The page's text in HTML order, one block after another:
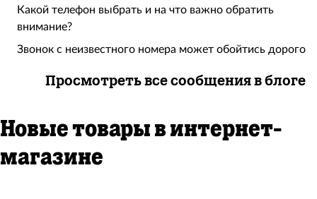
Какой телефон выбрать и на что важно обратить
внимание?
Звонок с неизвестного номера может обойтись дорого
Просмотреть все сообщения в блоге
Новые товары в интернет-
магазине